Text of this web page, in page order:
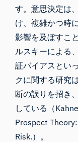
す。意思決定は
け、複雑かつ時
影響を及ぼすこ
ルスキーによる
証バイアスとい
クに関する研究
断の誤りを招き
している（
Prospect
Risk.）。